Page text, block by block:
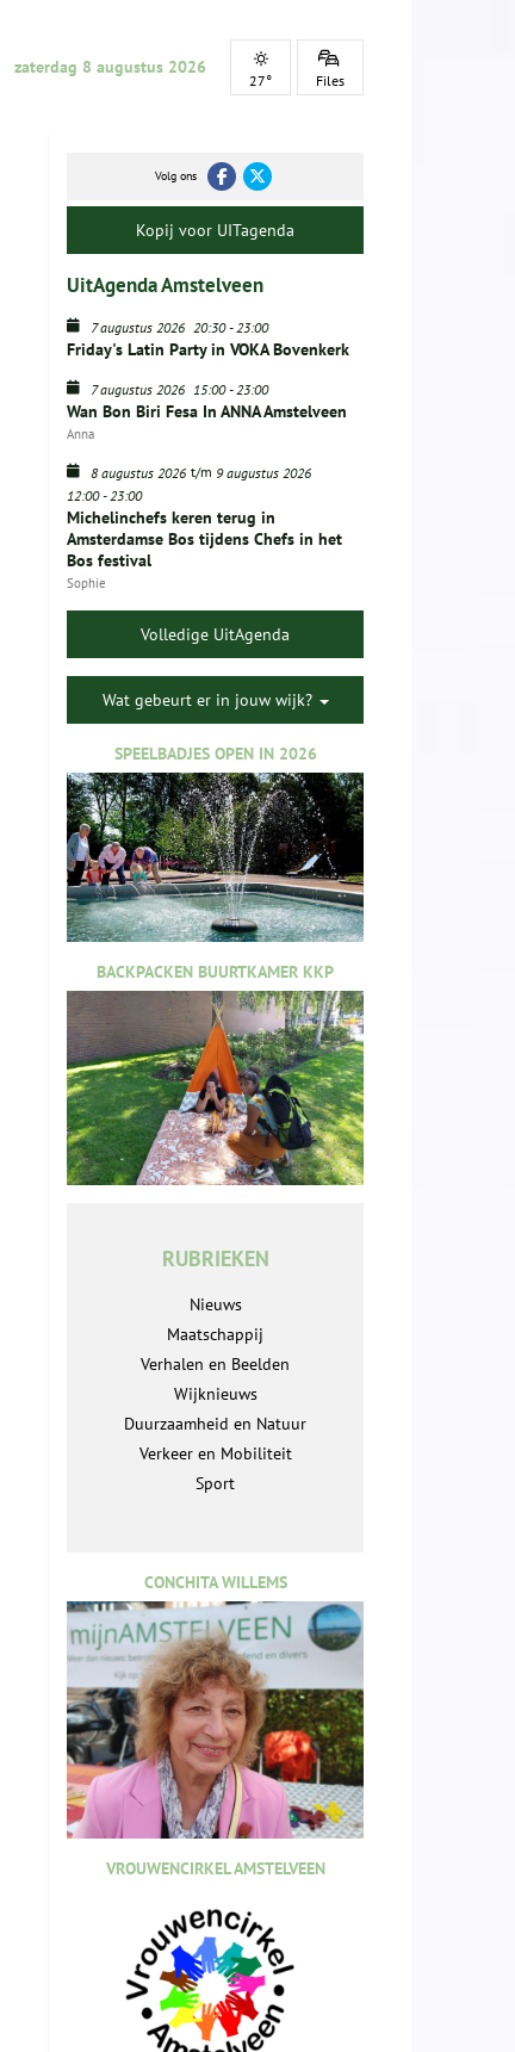
zaterdag 8 augustus 2026
27° Files
Volg ons
Kopij voor UITagenda
UitAgenda Amstelveen
7 augustus 2026 20:30-23:00
Friday's Latin Party in VOKA Bovenkerk
7 augustus 2026 15:00-23:00
Wan Bon Biri Fesa In ANNA Amstelveen
Anna
8 augustus 2026 t/m 9 augustus 2026
12:00-23:00
Michelinchefs keren terug in
Amsterdamse Bos tijdens Chefs in het
Bos festival
Sophie
Volledige UitAgenda
Wat gebeurt er in jouw wijk?
SPEELBADJES OPEN IN 2026
BACKPACKEN BUURTKAMER KKP
RUBRIEKEN
Nieuws
Maatschappij
Verhalen en Beelden
Wijknieuws
Duurzaamheid en Natuur
Verkeer en Mobiliteit
Sport
CONCHITA WILLEMS
VROUWENCIRKEL AMSTELVEEN